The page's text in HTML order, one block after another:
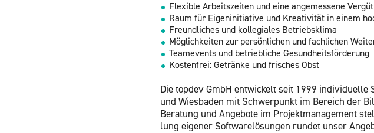
Fle­xi­ble Ar­beits­zei­ten und eine an­ge­mes­se­ne
Raum für Ei­gen­in­itia­ti­ve und Krea­ti­vi­tät in einem
Freund­li­ches und kol­le­gia­les Be­triebs­kli­ma
Mög­lich­kei­ten zur per­sön­li­chen und fach­li­chen
Tea­me­vents und be­trieb­li­che Ge­sund­heits­för­de­rung
Kos­ten­frei: Ge­trän­ke und fri­sches Obst
Die top­dev GmbH ent­wi­ckelt seit 1999
und Wies­ba­den mit Schwer­punkt im Be­reich der
Be­ra­tung und An­ge­bo­te im Pro­jekt­ma­nage­ment
lung ei­ge­ner Soft­ware­lö­sun­gen run­det unser